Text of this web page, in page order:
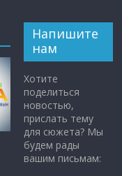
Напишите
нам
Хотите
поделиться
новостью,
прислать тему
для сюжета? Мы
будем рады
вашим письмам: